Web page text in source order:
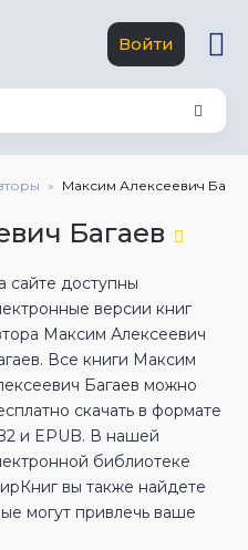
Войти
Максим Алексеевич
Багаев
сайте доступны
версии книг
Максим Алексеевич
Все книги Максим
Багаев можно
скачать в формате
и EPUB. В нашей
библиотеке
вы также найдете
могут привлечь ваше